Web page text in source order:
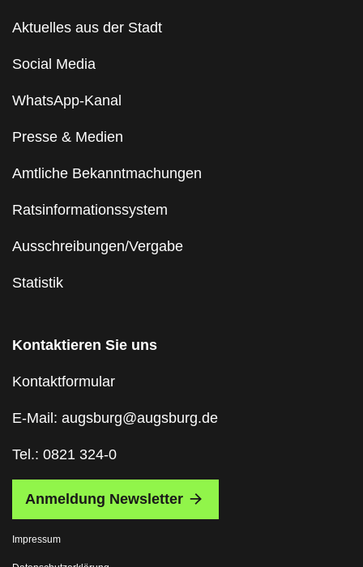
Aktuelles aus der Stadt
Social Media
WhatsApp-Kanal
Presse & Medien
Amtliche Bekanntmachungen
Ratsinformationssystem
Ausschreibungen/Vergabe
Statistik
Kontaktieren Sie uns
Kontaktformular
E-Mail: augsburg@augsburg.de
Tel.: 0821 324-0
Anmeldung Newsletter
Impressum